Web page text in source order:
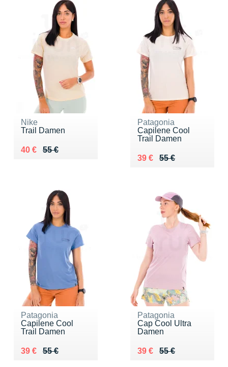
Nike
Trail Damen
55 €
Au lieu de 55 €
40 €
Vendu 40 €
Patagonia
Capilene Cool
Trail Damen
55 €
Au lieu de 55 €
39 €
Vendu 39 €
Patagonia
Capilene Cool
Trail Damen
55 €
Au lieu de 55 €
39 €
Vendu 39 €
Patagonia
Cap Cool Ultra
Damen
55 €
Au lieu de 55 €
39 €
Vendu 39 €